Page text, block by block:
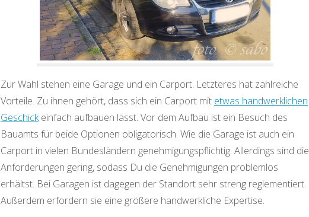
Zur Wahl stehen eine Garage und ein Carport. Letzteres hat zahlreiche
Vorteile. Zu ihnen gehört, dass sich ein Carport mit etwas handwerklichen
Geschickeinfach aufbauen lässt. Vor dem Aufbau ist ein Besuch des
Bauamts für beide Optionen obligatorisch. Wie die Garage ist auch ein
Carport in vielen Bundesländern genehmigungspflichtig. Allerdings sind die
Anforderungen gering, sodass Du die Genehmigungen problemlos
erhältst. Bei Garagen ist dagegen der Standort sehr streng reglementiert.
Außerdem erfordern sie eine größere handwerkliche Expertise.